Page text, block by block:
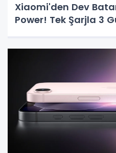
Xiaomi'den Dev
Power! Tek Şarjla 3